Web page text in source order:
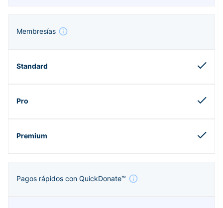
Membresías
Pagos rápidos con QuickDonate™